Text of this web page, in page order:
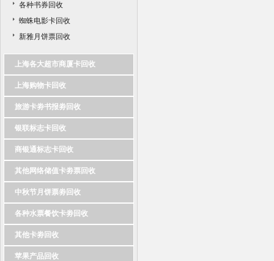
各种书券回收
蜘蛛电影卡回收
新雅月饼票回收
上海各大超市商厦卡回收
上海购物卡回收
旅游卡劵书报劵回收
银联标志卡回收
商银通标志卡回收
其他网络储值卡劵票回收
中秋节月饼票劵回收
各种水票餐饮卡劵回收
其他卡劵回收
苹果产品回收